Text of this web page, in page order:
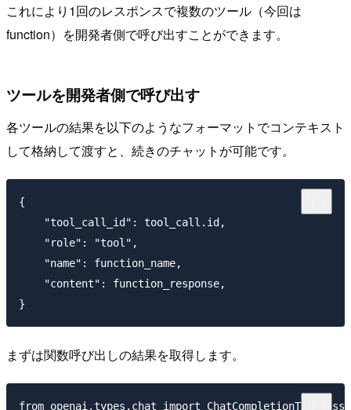
これにより1回のレスポンスで複数のツール（今回は
function）を開発者側で呼び出すことができます。
ツールを開発者側で呼び出す
各ツールの結果を以下のようなフォーマットでコンテキスト
して格納して渡すと、続きのチャットが可能です。
{
    "tool_call_id": tool_call.id,
    "role": "tool",
    "name": function_name,
    "content": function_response,
まずは関数呼び出しの結果を取得します。
from openai.types.chat import